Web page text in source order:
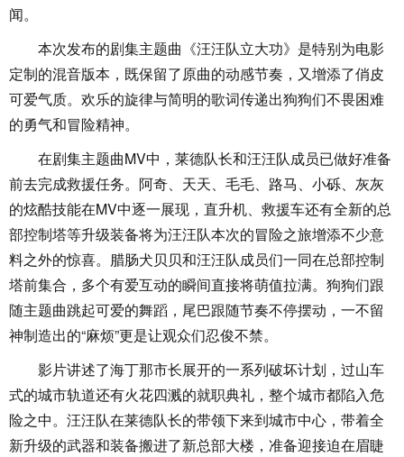
闻。
本次发布的剧集主题曲《汪汪队立大功》是特别为电影
定制的混音版本，既保留了原曲的动感节奏，又增添了俏皮
可爱气质。欢乐的旋律与简明的歌词传递出狗狗们不畏困难
的勇气和冒险精神。
在剧集主题曲MV中，莱德队长和汪汪队成员已做好准备
前去完成救援任务。阿奇、天天、毛毛、路马、小砾、灰灰
的炫酷技能在MV中逐一展现，直升机、救援车还有全新的总
部控制塔等升级装备将为汪汪队本次的冒险之旅增添不少意
料之外的惊喜。腊肠犬贝贝和汪汪队成员们一同在总部控制
塔前集合，多个有爱互动的瞬间直接将萌值拉满。狗狗们跟
随主题曲跳起可爱的舞蹈，尾巴跟随节奏不停摆动，一不留
神制造出的“麻烦”更是让观众们忍俊不禁。
影片讲述了海丁那市长展开的一系列破坏计划，过山车
式的城市轨道还有火花四溅的就职典礼，整个城市都陷入危
险之中。汪汪队在莱德队长的带领下来到城市中心，带着全
新升级的武器和装备搬进了新总部大楼，准备迎接迫在眉睫